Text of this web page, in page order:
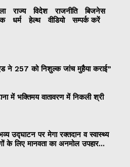
राज्‍य विदेश राजनीति
बिजनेस
धर्म हेल्थ वीडियो सम्पर्क करें
ने 257 को निशुल्क जांच मुहैया कराई”
में भक्तिमय वातावरण में निकली श्री
उद्घाटन पर मेगा रक्तदान व स्वास्थ्य
के लिए मानवता का अनमोल उपहार...